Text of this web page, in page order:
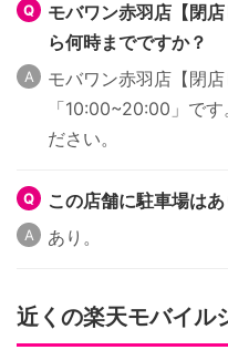
モバワン赤羽店【閉
ら何時までですか？
モバワン赤羽店【閉
「10:00~20:00」で
ださい。
この店舗に駐車場は
あり。
近くの楽天モバイル